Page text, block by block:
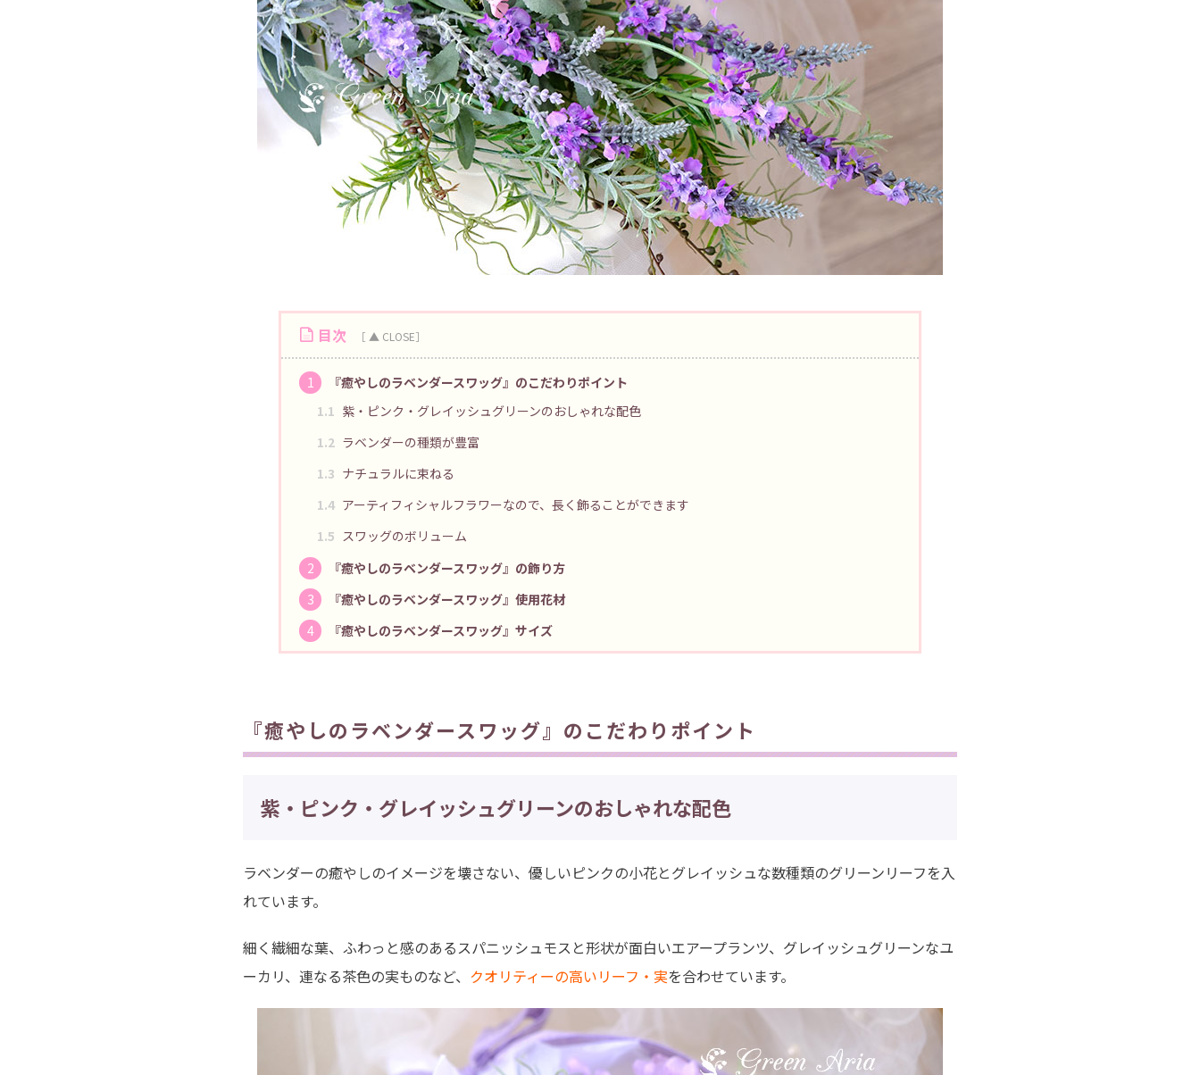
目次
1
『癒やしのラベンダースワッグ』のこだわりポイント
1.1 紫・ピンク・グレイッシュグリーンのおしゃれな配色
1.2 ラベンダーの種類が豊富
1.3 ナチュラルに束ねる
1.4 アーティフィシャルフラワーなので、長く飾ることができます
1.5 スワッグのボリューム
2
『癒やしのラベンダースワッグ』の飾り方
3
『癒やしのラベンダースワッグ』使用花材
4
『癒やしのラベンダースワッグ』サイズ
『癒やしのラベンダースワッグ』のこだわりポイント
紫・ピンク・グレイッシュグリーンのおしゃれな配色
ラベンダーの癒やしのイメージを壊さない、優しいピンクの小花とグレイッシュな数種類のグリーンリーフを入
れています。
細く繊細な葉、ふわっと感のあるスパニッシュモスと形状が面白いエアープランツ、グレイッシュグリーンなユ
ーカリ、連なる茶色の実ものなど、 クオリティーの高いリーフ・実を合わせています。